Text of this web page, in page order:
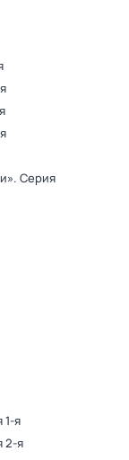
. Серия
1-я
2-я